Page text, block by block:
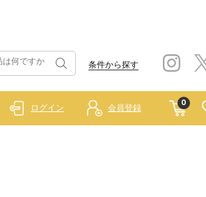
条件から探す
0
ログイン 会員登録